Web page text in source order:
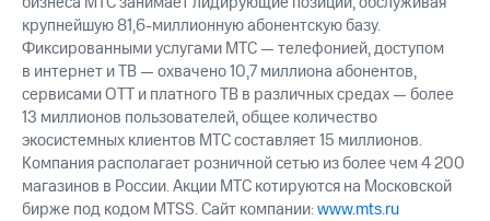
крупнейшую 81,6-миллионную абонентскую базу.
Фиксированными услугами МТС — телефонией, доступом
в интернет и ТВ — охвачено 10,7 миллиона абонентов,
сервисами OTT и платного ТВ в различных средах — более
13 миллионов пользователей, общее количество
экосистемных клиентов МТС составляет 15 миллионов.
Компания располагает розничной сетью из более чем 4 200
магазинов в России. Акции МТС котируются на Московской
бирже под кодом MTSS. Сайт компании:www.mts.ru